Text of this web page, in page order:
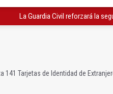
La Guardia Civil reforzará la
141 Tarjetas de Identidad de